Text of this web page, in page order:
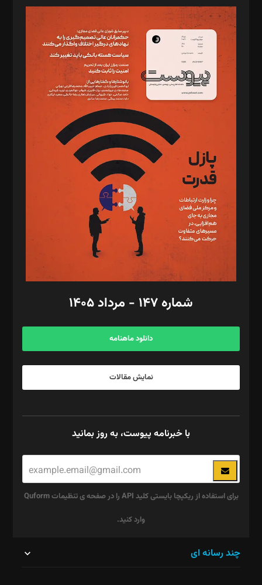
مدیر مسئول: محمدباقر اثنی‌عشری
سردبیر: مهرک محمودی
دبیر تحریریه: میثم قاسمی
د‌بیر ناداستان: سمانه سمیع
د‌بیر خدمت و تجارت: ابوالفضل رجبی
د‌بیر حقوق فناوری: حسام‌الدین ایپکچی
د‌بیر پیوست جهان: مینا پاکدل
د‌بیر تحریریه آنلاین: بابک نقاش
تحریریه‌: مجتبی محمود‌ی، آرش برهمند، یسنا امان‌پور، سروش کرمیان،
مصطفی مسجدی آرانی، ابوالفضل رجبی، زهرا فکرانه، فائزه فتحی
رستمی،مصطفی باستان
ویرایش: نگار استاد‌‌آقا
طراح یونیفرم: مجید توکلی
فیلمبرداری و عکاسی: امیر شفیعی، مانی لطفی زاده
گرافیک و صفحه‌آرایی: سید‌سبحان‌علی ثابت
مد‌یر توسعه تجاری: کامبیز برید‌
امور مالی: شاپور رهبری، محمد‌ کاظمی‌نیا
آگهی و مشترکین: ۰۹۱۹۹۹۹۰۴۵۴
شماره ۱۴۷ - مرداد ۱۴۰۵
دانلود ماهنامه
نمایش مقالات
با خبرنامه پیوست، به روز بمانید
برای استفاده از ریکپچا بایستی کلید API را در صفحه ی تنظیمات Quform
وارد کنید.
چند رسانه ای